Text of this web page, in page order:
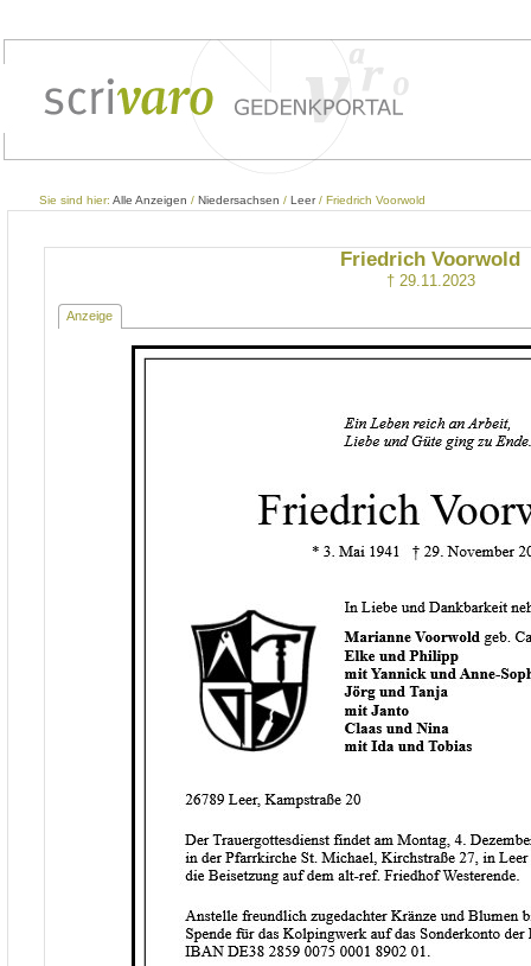
Sie sind hier: Alle Anzeigen / Niedersachsen / Leer/ Friedrich Voorwold
Friedrich Voorwold
† 29.11.2023
Anzeige